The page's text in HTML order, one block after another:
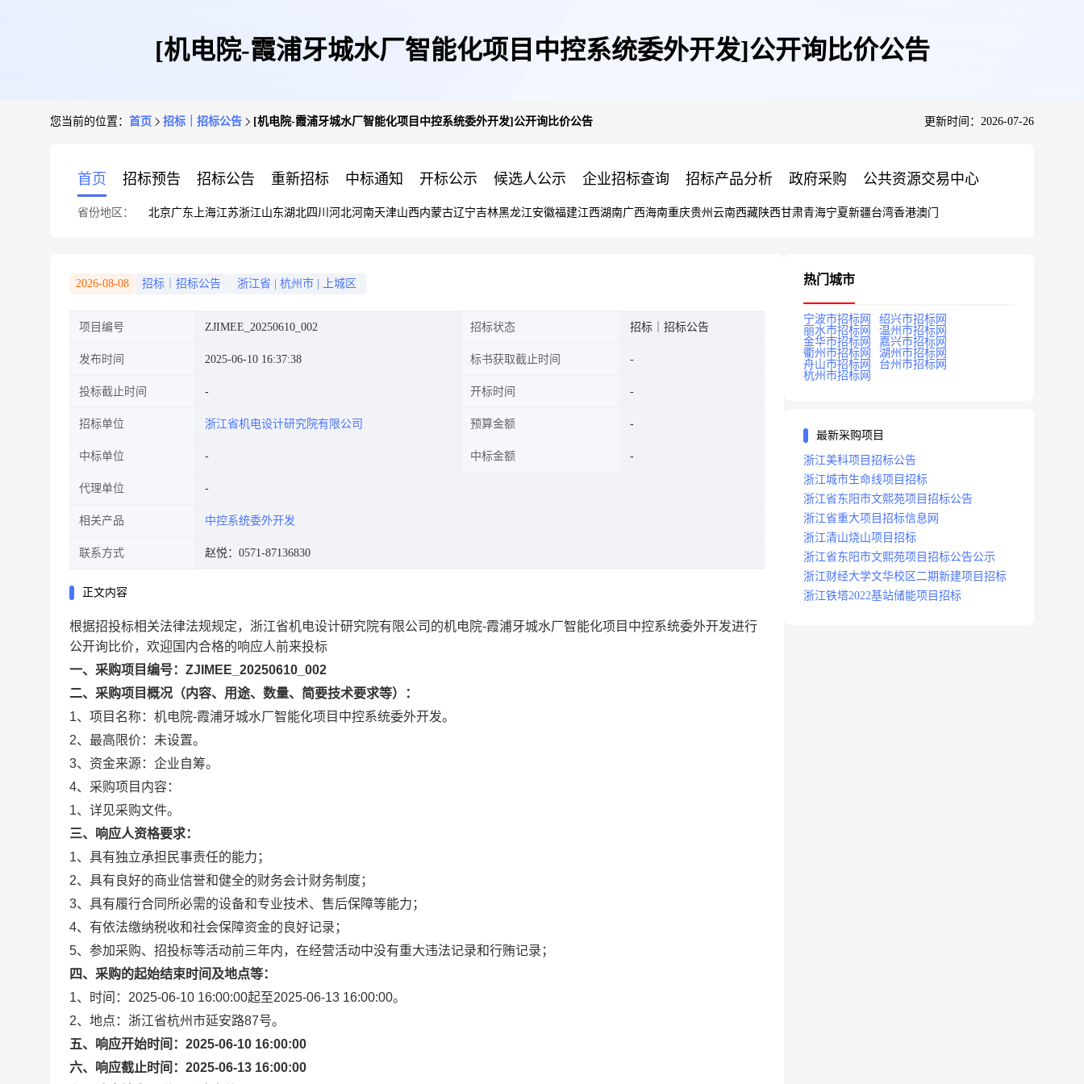
[机电院-霞浦牙城水厂智能化项目中控系统委外开发]公开询比价公告
您当前的位置： 首页 招标｜招标公告 [机电院-霞浦牙城水厂智能化项目中控系统委外开发]公开询比价公告 更新时间：2026-07-26
首页 招标预告 招标公告 重新招标 中标通知 开标公示 候选人公示 企业招标查询 招标产品分析 政府采购 公共资源交易中心
省份地区： 北京广东 上海江苏浙江山东湖北四川 河北河南天津山西内蒙古辽宁吉林黑龙江安徽福建江西湖南广西海南重庆贵州 云南西藏陕西甘肃青海宁夏新疆台湾香港澳门
2026-08-08 招标｜招标公告 浙江省 杭州市 上城区
项目编号 ZJIMEE_20250610_002 招标状态 招标｜招标公告
发布时间 2025-06-10 16:37:38 标书获取截止时间
投标截止时间 开标时间
招标单位 浙江省机电设计研究院有限公司 预算金额
中标单位 中标金额
代理单位
相关产品 中控系统委外开发
联系方式 赵悦：0571-87136830
正文内容
根据招投标相关法律法规规定，浙江省机电设计研究院有限公司的机电院-霞浦牙城水厂智能化项目中控系统委外开发进行
公开询比价，欢迎国内合格的响应人前来投标
一、采购项目编号：ZJIMEE_20250610_002
二、采购项目概况（内容、用途、数量、简要技术要求等）：
1、项目名称：机电院-霞浦牙城水厂智能化项目中控系统委外开发。
2、最高限价：未设置。
3、资金来源：企业自筹。
4、采购项目内容：
1、详见采购文件。
三、响应人资格要求：
1、具有独立承担民事责任的能力；
2、具有良好的商业信誉和健全的财务会计财务制度；
3、具有履行合同所必需的设备和专业技术、售后保障等能力；
4、有依法缴纳税收和社会保障资金的良好记录；
5、参加采购、招投标等活动前三年内，在经营活动中没有重大违法记录和行贿记录；
四、采购的起始结束时间及地点等：
1、时间：2025-06-10 16:00:00起至2025-06-13 16:00:00。
2、地点：浙江省杭州市延安路87号。
五、响应开始时间：2025-06-10 16:00:00
六、响应截止时间：2025-06-13 16:00:00
热门城市
宁波市招标网
绍兴市招标网
丽水市招标网
温州市招标网
金华市招标网
嘉兴市招标网
衢州市招标网
湖州市招标网
舟山市招标网
台州市招标网
杭州市招标网
最新采购项目
浙江美科项目招标公告
浙江城市生命线项目招标
浙江省东阳市文熙苑项目招标公告
浙江省重大项目招标信息网
浙江清山烧山项目招标
浙江省东阳市文熙苑项目招标公告公示
浙江财经大学文华校区二期新建项目招标
浙江铁塔2022基站储能项目招标